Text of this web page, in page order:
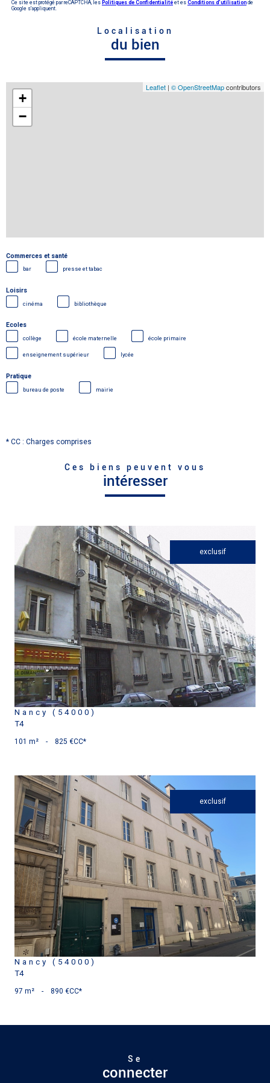
Ce site est protégé par reCAPTCHA, les Politiques de Confidentialité et es Conditions d'utilisation de
Google s'appliquent.
Localisation
du bien
+
−
Leaflet | © OpenStreetMapcontributors
Commerces et santé
bar presse et tabac
Loisirs
cinéma bibliothèque
Ecoles
collège école maternelle école primaire
enseignement supérieur lycée
Pratique
bureau de poste mairie
* CC : Charges comprises
Ces biens peuvent vous
intéresser
exclusif
voir le bien
Nancy (54000)
T4
101 m² - 825 €CC*
exclusif
voir le bien
Nancy (54000)
T4
97 m² - 890 €CC*
Se
connecter